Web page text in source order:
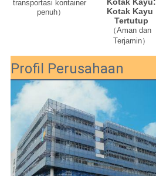
transportasi kontainer
penuh）
Kotak Kayu
Tertutup
（Aman dan
Terjamin）
Profil Perusahaan